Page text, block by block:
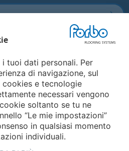
tuoi dati personali. Per
di navigazione, sul
e tecnologie
necessari vengono
soltanto se tu ne
“Le mie impostazioni”
in qualsiasi momento
individuali.